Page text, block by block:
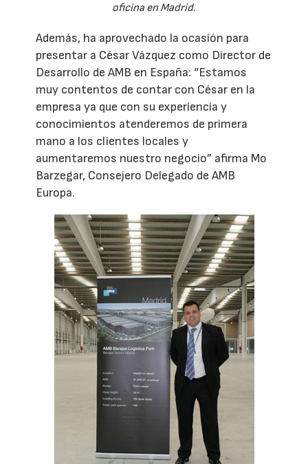
oficina en Madrid.
Además, ha aprovechado la ocasión para
presentar a César Vázquez como Director de
Desarrollo de AMB en España: “Estamos
muy contentos de contar con César en la
empresa ya que con su experiencia y
conocimientos atenderemos de primera
mano a los clientes locales y
aumentaremos nuestro negocio” afirma Mo
Barzegar, Consejero Delegado de AMB
Europa.